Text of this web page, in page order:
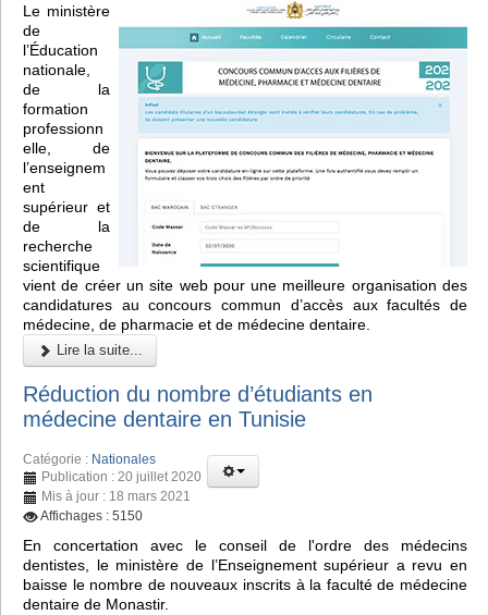
Le ministère
de
l’Éducation
nationale,
de la
formation
professionn
elle, de
l’enseignem
ent
supérieur et
de la
recherche
scientifique
vient de créer un site web pour une meilleure organisation des
candidatures au concours commun d’accès aux facultés de
médecine, de pharmacie et de médecine dentaire.
Lire la suite...
Réduction du nombre d’étudiants en
médecine dentaire en Tunisie
Catégorie : Nationales
Publication : 20 juillet 2020
Mis à jour : 18 mars 2021
Affichages : 5150
En concertation avec le conseil de l'ordre des médecins
dentistes, le ministère de l’Enseignement supérieur a revu en
baisse le nombre de nouveaux inscrits à la faculté de médecine
dentaire de Monastir.